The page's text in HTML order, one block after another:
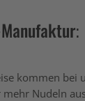
kommen bei
Nudeln